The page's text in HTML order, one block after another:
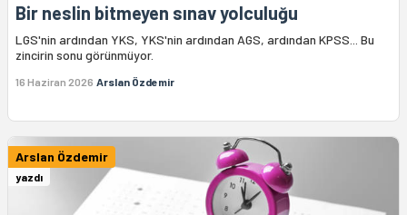
Bir neslin bitmeyen sınav yolculuğu
LGS'nin ardından YKS, YKS'nin ardından AGS, ardından KPSS... Bu
zincirin sonu görünmüyor.
16 Haziran 2026 Arslan Özdemir
Arslan Özdemir
yazdı